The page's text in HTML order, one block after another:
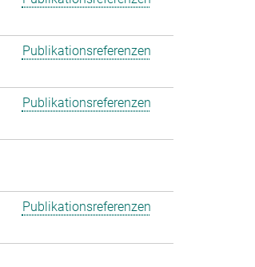
Publikationsreferenzen
Publikationsreferenzen
Publikationsreferenzen